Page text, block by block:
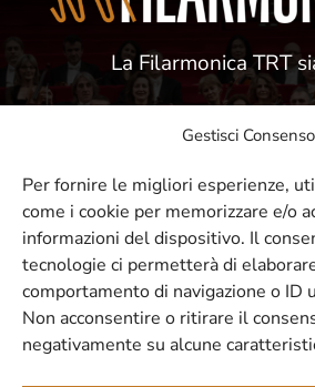
Gestisci Consenso
Per fornire le migliori esperienze,
come i cookie per memorizzare e/o
informazioni del dispositivo. Il
tecnologie ci permetterà di
comportamento di navigazione o ID
Non acconsentire o ritirare il
negativamente su alcune
La Filarmonica TRT
ISCRIVITI ALLA NOSTRA
Resta sempre
eventi e